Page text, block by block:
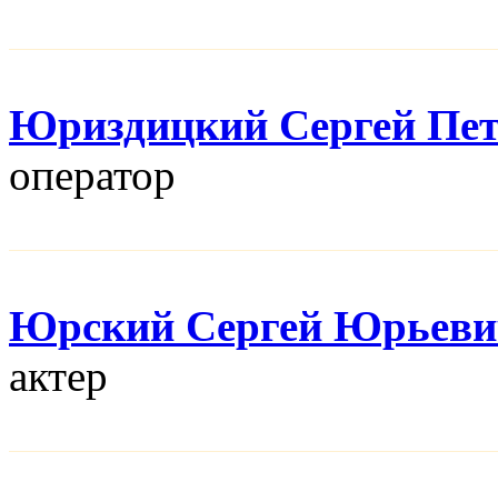
Юриздицкий Сергей
оператор
Юрский Сергей
актер